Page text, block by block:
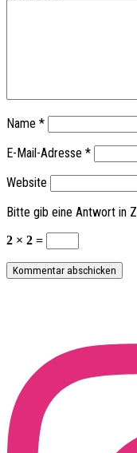
Name *
E-Mail-Adresse *
Website
Bitte gib eine Antwort in
2 × 2 =